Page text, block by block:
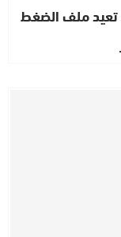
تعيد ملف الضغط